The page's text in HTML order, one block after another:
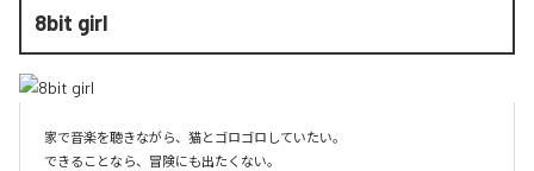
8bit girl
家で音楽を聴きながら、猫とゴロゴロしていたい。
できることなら、冒険にも出たくない。